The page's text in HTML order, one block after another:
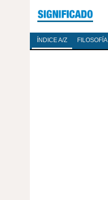
ÍNDICE A/Z FILOSOFÍA